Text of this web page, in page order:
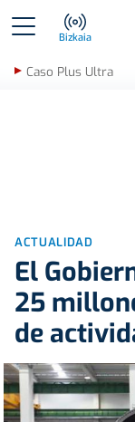
Bizkaia
Caso Plus Ultra
ACTUALIDAD
El
25
de